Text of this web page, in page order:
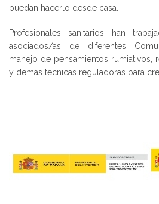
puedan hacerlo desde casa.
Profesionales sanitarios han
asociados/as de diferentes
manejo de pensamientos rumiativos,
y demás técnicas reguladoras para